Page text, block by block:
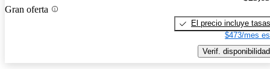
Gran oferta
El precio incluye tasas
$473/mes
Verif. disponibilidad